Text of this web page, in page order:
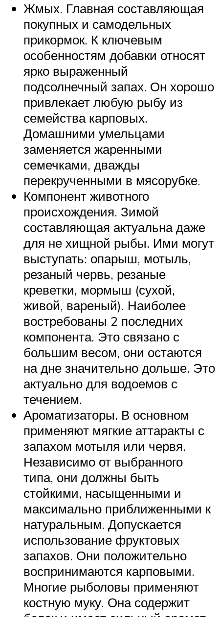
Жмых. Главная составляющая
покупных и самодельных
прикормок. К ключевым
особенностям добавки относят
ярко выраженный
подсолнечный запах. Он хорошо
привлекает любую рыбу из
семейства карповых.
Домашними умельцами
заменяется жаренными
семечками, дважды
перекрученными в мясорубке.
Компонент животного
происхождения. Зимой
составляющая актуальна даже
для не хищной рыбы. Ими могут
выступать: опарыш, мотыль,
резаный червь, резаные
креветки, мормыш (сухой,
живой, вареный). Наиболее
востребованы 2 последних
компонента. Это связано с
большим весом, они остаются
на дне значительно дольше. Это
актуально для водоемов с
течением.
Ароматизаторы. В основном
применяют мягкие аттаракты с
запахом мотыля или червя.
Независимо от выбранного
типа, они должны быть
стойкими, насыщенными и
максимально приближенными к
натуральным. Допускается
использование фруктовых
запахов. Они положительно
воспринимаются карповыми.
Многие рыболовы применяют
костную муку. Она содержит